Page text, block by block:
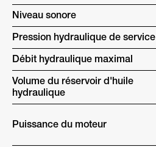
Niveau sonore
Pression hydraulique de service
Débit hydraulique maximal
Volume du réservoir d'huile
hydraulique
Puissance du moteur